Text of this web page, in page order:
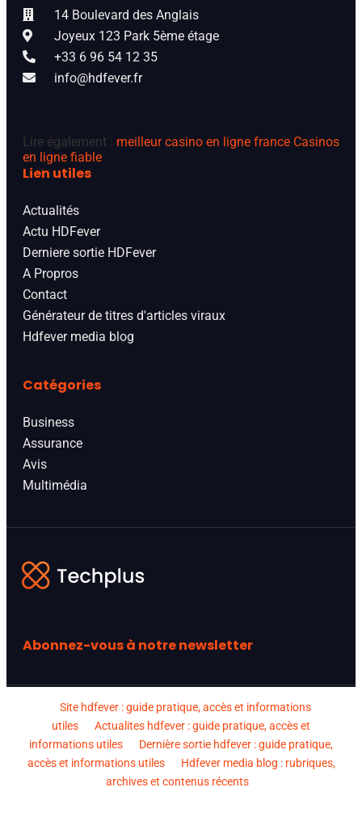
14 Boulevard des Anglais
Joyeux 123 Park 5ème étage
+33 6 96 54 12 35
info@hdfever.fr
Lire également : meilleur casino en ligne france Casinos
en ligne fiable
Lien utiles
Actualités
Actu HDFever
Derniere sortie HDFever
A Propros
Contact
Générateur de titres d'articles viraux
Hdfever media blog
Catégories
Business
Assurance
Avis
Multimédia
Abonnez-vous à notre newsletter
Site hdfever : guide pratique, accès et informations
utiles
Actualites hdfever : guide pratique, accès et
informations utiles
Dernière sortie hdfever : guide pratique,
accès et informations utiles
Hdfever media blog : rubriques,
archives et contenus récents